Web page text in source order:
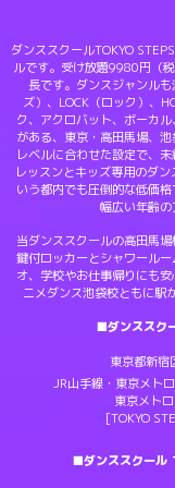
ダンススクールTOKYO
ルです。受け放題9980円（
長です。ダンスジャンル
ズ）、LOCK（ロック）、
ク、アクロバット、ボーカ
がある、東京・高田馬場、
レベルに合わせた設定で、
レッスンとキッズ専用のダ
いう都内でも圧倒的な低価
幅広い年齢の
当ダンススクールの高田馬
鍵付ロッカーとシャワール
オ、学校やお仕事帰りにも
ニメダンス池袋校ともに駅
■ダンススク
東京都新
JR山手線・東京メト
東京メト
[TOKYO
■ダンススクール